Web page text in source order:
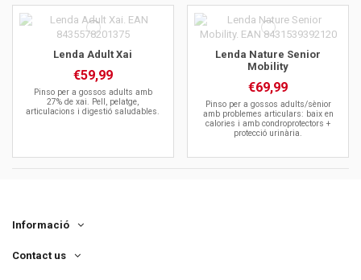
Lenda Adult Xai
€59,99
Pinso per a gossos adults amb
27% de xai. Pell, pelatge,
articulacions i digestió saludables.
Lenda Nature Senior
Mobility
€69,99
Pinso per a gossos adults/sènior
amb problemes articulars: baix en
calories i amb condroprotectors +
protecció urinària.
Informació
Contact us